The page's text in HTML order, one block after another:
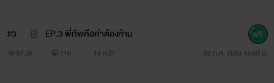
ให้หาภรรยาได้แล้ว เธออยากอุ้มหลานเต็มแก่ แต่เหมือนจะไร้
ปฏิกิริยาตอบกลับในเมื่อลูกชายบ้างานมากกว่าเดิมเสียอีก ได้
#3 EP.3 พี่ทัพคือคำต้องห้าม
67.2k 116 18 หน้า 02 ก.ค. 2563 15:50 น.